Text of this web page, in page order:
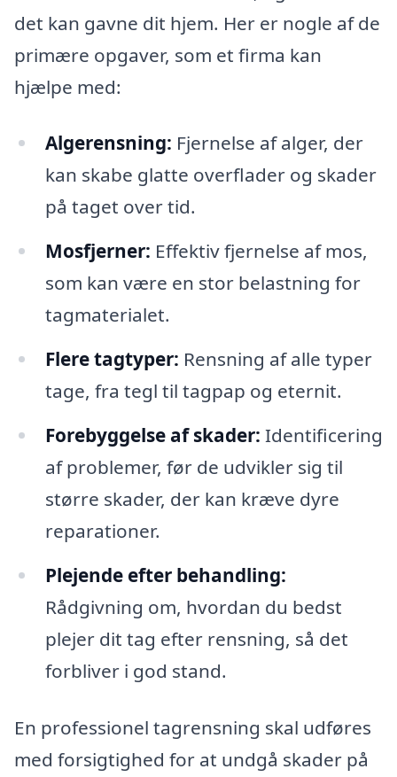
det kan gavne dit hjem. Her er nogle af de
primære opgaver, som et firma kan
hjælpe med:
Algerensning: Fjernelse af alger, der
kan skabe glatte overflader og skader
på taget over tid.
Mosfjerner: Effektiv fjernelse af mos,
som kan være en stor belastning for
tagmaterialet.
Flere tagtyper: Rensning af alle typer
tage, fra tegl til tagpap og eternit.
Forebyggelse af skader: Identificering
af problemer, før de udvikler sig til
større skader, der kan kræve dyre
reparationer.
Plejende efter behandling:
Rådgivning om, hvordan du bedst
plejer dit tag efter rensning, så det
forbliver i god stand.
En professionel tagrensning skal udføres
med forsigtighed for at undgå skader på